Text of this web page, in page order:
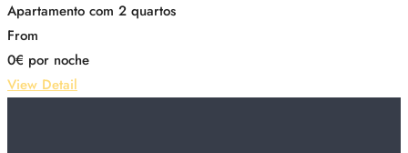
Apartamento com 2 quartos
From
0€ por noche
View Detail